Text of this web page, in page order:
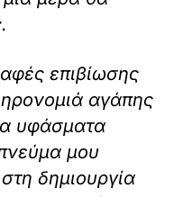
επιβίωσης
αγάπης
υφάσματα
μου
δημιουργία